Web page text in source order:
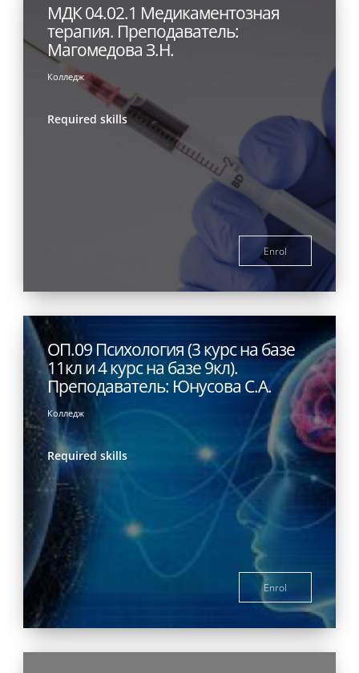
МДК 04.02.1 Медикаментозная
терапия. Преподаватель:
Магомедова З.Н.
Колледж
Required skills
Enrol
ОП.09 Психология (3 курс на базе
11кл и 4 курс на базе 9кл).
Преподаватель: Юнусова С.А.
Колледж
Required skills
Enrol